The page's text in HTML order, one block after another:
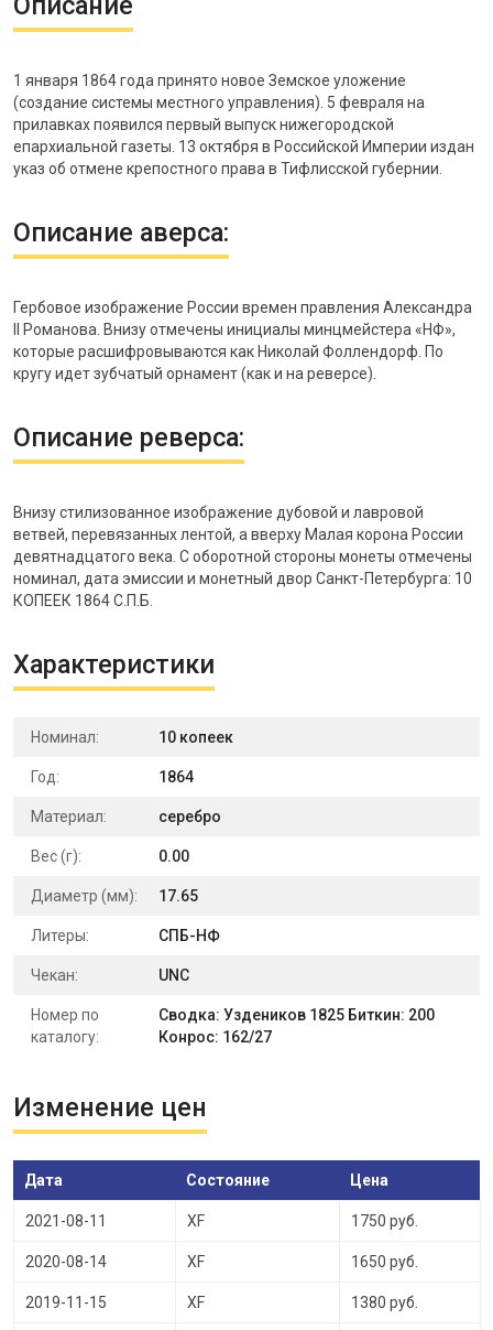
1 января 1864 года принято новое Земское уложение
(создание системы местного управления). 5 февраля на
прилавках появился первый выпуск нижегородской
епархиальной газеты. 13 октября в Российской Империи издан
указ об отмене крепостного права в Тифлисской губернии.
Описание аверса:
Гербовое изображение России времен правления Александра
II Романова. Внизу отмечены инициалы минцмейстера «НФ»,
которые расшифровываются как Николай Фоллендорф. По
кругу идет зубчатый орнамент (как и на реверсе).
Описание реверса:
Внизу стилизованное изображение дубовой и лавровой
ветвей, перевязанных лентой, а вверху Малая корона России
девятнадцатого века. С оборотной стороны монеты отмечены
номинал, дата эмиссии и монетный двор Санкт-Петербурга: 10
КОПЕЕК 1864 С.П.Б.
Характеристики
Номинал: 10 копеек
Год: 1864
Материал: серебро
Вес (г): 0.00
Диаметр (мм): 17.65
Литеры: СПБ-НФ
Чекан: UNC
Номер по
каталогу:
Сводка: Уздеников 1825 Биткин: 200
Конрос: 162/27
Изменение цен
Дата Состояние Цена
2021-08-11 XF 1750 руб.
2020-08-14 XF 1650 руб.
2019-11-15 XF 1380 руб.